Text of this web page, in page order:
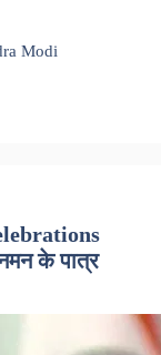
Modi
के पात्र